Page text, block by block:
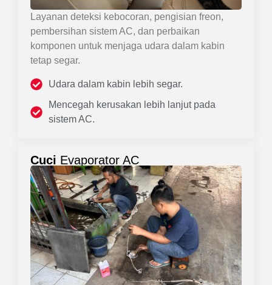
Layanan deteksi kebocoran, pengisian freon,
pembersihan sistem AC, dan perbaikan
komponen untuk menjaga udara dalam kabin
tetap segar.
Udara dalam kabin lebih segar.
Mencegah kerusakan lebih lanjut pada
sistem AC.
Cuci Evaporator AC